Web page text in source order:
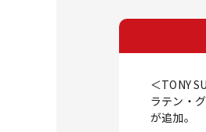
＜TONY
ラテン・
が追加。